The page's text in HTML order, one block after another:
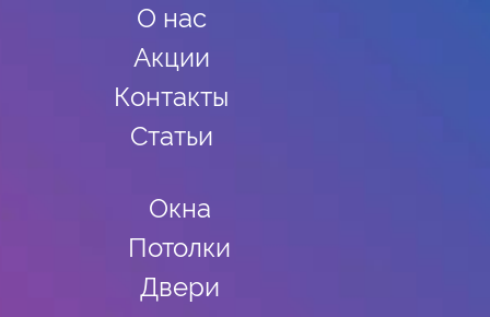
О нас
Акции
Контакты
Статьи
Окна
Потолки
Двери